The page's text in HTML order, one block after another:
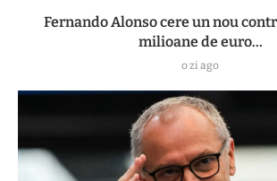
Fernando Alonso cere un nou
milioane de euro...
o zi ago